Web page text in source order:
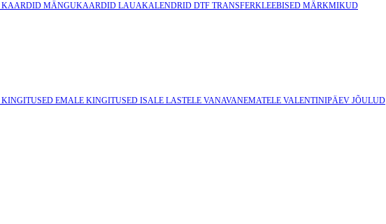
KAARDID MÄNGUKAARDID LAUAKALENDRID DTF TRANSFERKLEEBISED MÄRKMIKUD
KINGITUSED EMALE KINGITUSED ISALE LASTELE VANAVANEMATELE VALENTINIPÄEV JÕULUD